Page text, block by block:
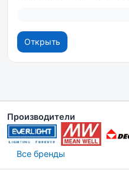
Открыть
Производители
Все бренды